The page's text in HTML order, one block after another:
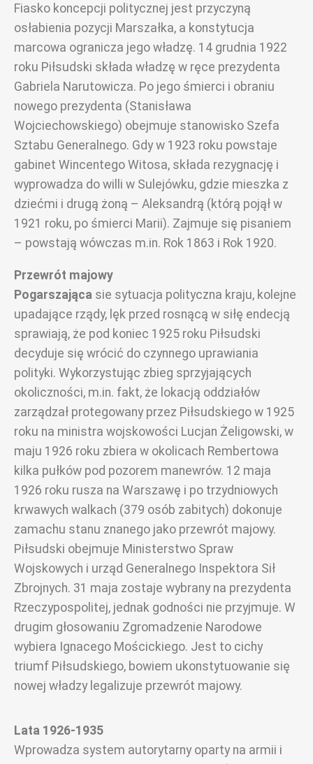
Fiasko koncepcji politycznej jest przyczyną
osłabienia pozycji Marszałka, a konstytucja
marcowa ogranicza jego władzę. 14 grudnia 1922
roku Piłsudski składa władzę w ręce prezydenta
Gabriela Narutowicza. Po jego śmierci i obraniu
nowego prezydenta (Stanisława
Wojciechowskiego) obejmuje stanowisko Szefa
Sztabu Generalnego. Gdy w 1923 roku powstaje
gabinet Wincentego Witosa, składa rezygnację i
wyprowadza do willi w Sulejówku, gdzie mieszka z
dziećmi i drugą żoną – Aleksandrą (którą pojął w
1921 roku, po śmierci Marii). Zajmuje się pisaniem
– powstają wówczas m.in. Rok 1863 i Rok 1920.
Przewrót majowy
Pogarszająca sie sytuacja polityczna kraju, kolejne
upadające rządy, lęk przed rosnącą w siłę endecją
sprawiają, że pod koniec 1925 roku Piłsudski
decyduje się wrócić do czynnego uprawiania
polityki. Wykorzystując zbieg sprzyjających
okoliczności, m.in. fakt, że lokacją oddziałów
zarządzał protegowany przez Piłsudskiego w 1925
roku na ministra wojskowości Lucjan Żeligowski, w
maju 1926 roku zbiera w okolicach Rembertowa
kilka pułków pod pozorem manewrów. 12 maja
1926 roku rusza na Warszawę i po trzydniowych
krwawych walkach (379 osób zabitych) dokonuje
zamachu stanu znanego jako przewrót majowy.
Piłsudski obejmuje Ministerstwo Spraw
Wojskowych i urząd Generalnego Inspektora Sił
Zbrojnych. 31 maja zostaje wybrany na prezydenta
Rzeczypospolitej, jednak godności nie przyjmuje. W
drugim głosowaniu Zgromadzenie Narodowe
wybiera Ignacego Mościckiego. Jest to cichy
triumf Piłsudskiego, bowiem ukonstytuowanie się
nowej władzy legalizuje przewrót majowy.
Lata 1926-1935
Wprowadza system autorytarny oparty na armii i